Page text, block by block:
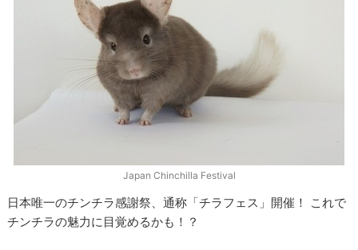
Japan Chinchilla Festival
日本唯一のチンチラ感謝祭、通称「チラフェス」開催！ これで
チンチラの魅力に目覚めるかも！？